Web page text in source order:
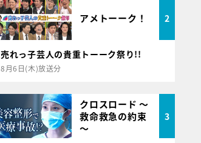
アメトーーク！ 2
売れっ子芸人の貴重トーーク祭り!!
8月6日(木)放送分
クロスロード ～
救命救急の約束
～
3